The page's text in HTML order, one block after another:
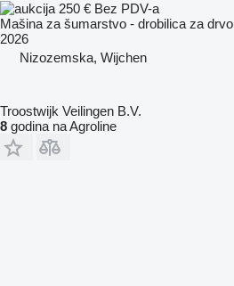
250 € Bez PDV-a
Mašina za šumarstvo - drobilica za drvo
2026
Nizozemska, Wijchen
Troostwijk Veilingen B.V.
8 godina na Agroline